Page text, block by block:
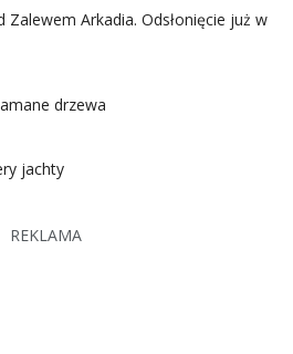
Arkadia. Odsłonięcie już w
drzewa
jachty
REKLAMA